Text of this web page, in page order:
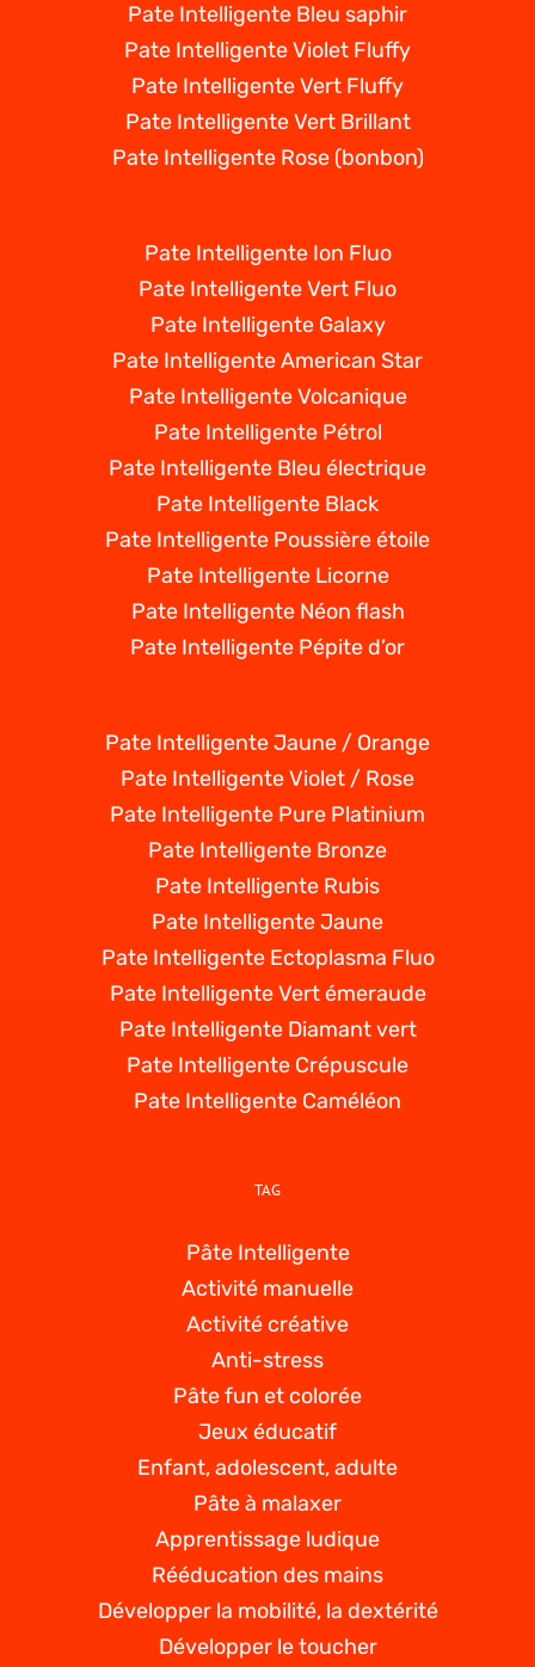
Pate Intelligente Bleu saphir
Pate Intelligente Violet Fluffy
Pate Intelligente Vert Fluffy
Pate Intelligente Vert Brillant
Pate Intelligente Rose (bonbon)
Pate Intelligente Ion Fluo
Pate Intelligente Vert Fluo
Pate Intelligente Galaxy
Pate Intelligente American Star
Pate Intelligente Volcanique
Pate Intelligente Pétrol
Pate Intelligente Bleu électrique
Pate Intelligente Black
Pate Intelligente Poussière étoile
Pate Intelligente Licorne
Pate Intelligente Néon flash
Pate Intelligente Pépite d’or
Pate Intelligente Jaune / Orange
Pate Intelligente Violet / Rose
Pate Intelligente Pure Platinium
Pate Intelligente Bronze
Pate Intelligente Rubis
Pate Intelligente Jaune
Pate Intelligente Ectoplasma Fluo
Pate Intelligente Vert émeraude
Pate Intelligente Diamant vert
Pate Intelligente Crépuscule
Pate Intelligente Caméléon
TAG
Pâte Intelligente
Activité manuelle
Activité créative
Anti-stress
Pâte fun et colorée
Jeux éducatif
Enfant, adolescent, adulte
Pâte à malaxer
Apprentissage ludique
Rééducation des mains
Développer la mobilité, la dextérité
Développer le toucher